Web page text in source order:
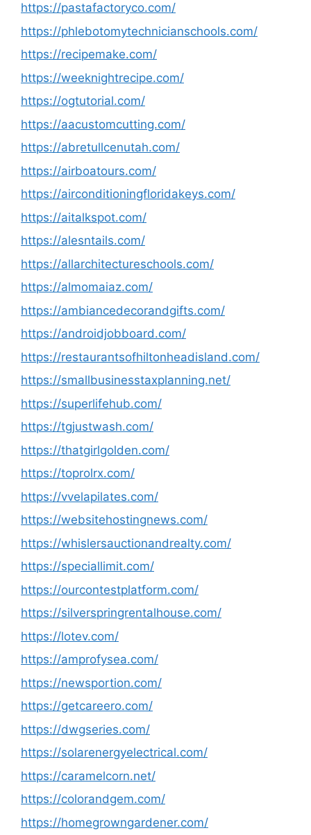
https://pastafactoryco.com/
https://phlebotomytechnicianschools.com/
https://recipemake.com/
https://weeknightrecipe.com/
https://ogtutorial.com/
https://aacustomcutting.com/
https://abretullcenutah.com/
https://airboatours.com/
https://airconditioningfloridakeys.com/
https://aitalkspot.com/
https://alesntails.com/
https://allarchitectureschools.com/
https://almomaiaz.com/
https://ambiancedecorandgifts.com/
https://androidjobboard.com/
https://restaurantsofhiltonheadisland.com/
https://smallbusinesstaxplanning.net/
https://superlifehub.com/
https://tgjustwash.com/
https://thatgirlgolden.com/
https://toprolrx.com/
https://vvelapilates.com/
https://websitehostingnews.com/
https://whislersauctionandrealty.com/
https://speciallimit.com/
https://ourcontestplatform.com/
https://silverspringrentalhouse.com/
https://lotev.com/
https://amprofysea.com/
https://newsportion.com/
https://getcareero.com/
https://dwgseries.com/
https://solarenergyelectrical.com/
https://caramelcorn.net/
https://colorandgem.com/
https://homegrowngardener.com/